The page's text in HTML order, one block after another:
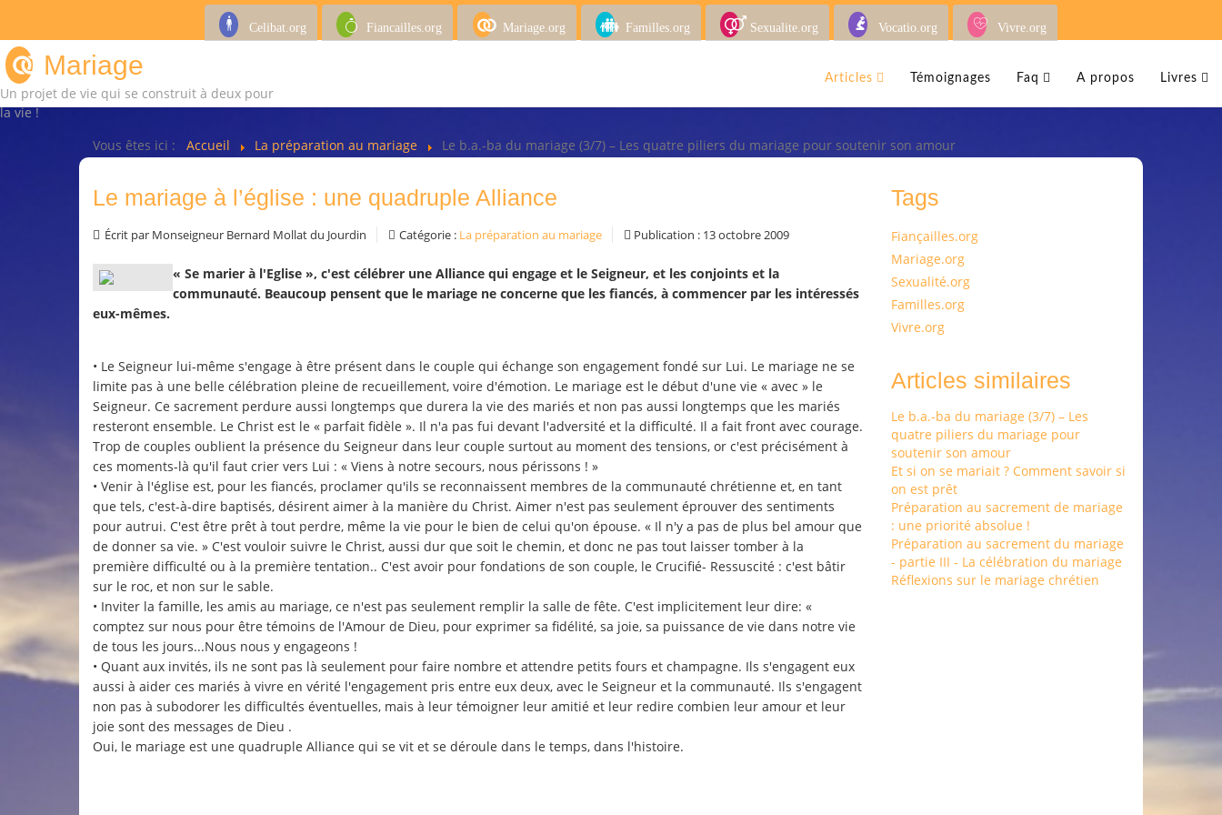
Celibat.org Fiancailles.org Mariage.org Familles.org Sexualite.org Vocatio.org Vivre.org
Mariage
Un projet de vie qui se construit à deux pour
la vie !
Articles Témoignages Faq A propos Livres
Vous êtes ici : Accueil La préparation au mariage Le b.a.-ba du mariage (3/7) – Les quatre piliers du mariage pour soutenir son amour
Le mariage à l’église : une quadruple Alliance
Écrit par Monseigneur Bernard Mollat du Jourdin Catégorie : La préparation au mariage Publication : 13 octobre 2009
« Se marier à l'Eglise », c'est célébrer une Alliance qui engage et le Seigneur, et les conjoints et la
communauté. Beaucoup pensent que le mariage ne concerne que les fiancés, à commencer par les intéressés
eux-mêmes.
• Le Seigneur lui-même s'engage à être présent dans le couple qui échange son engagement fondé sur Lui. Le mariage ne se
limite pas à une belle célébration pleine de recueillement, voire d'émotion. Le mariage est le début d'une vie « avec » le
Seigneur. Ce sacrement perdure aussi longtemps que durera la vie des mariés et non pas aussi longtemps que les mariés
resteront ensemble. Le Christ est le « parfait fidèle ». Il n'a pas fui devant l'adversité et la difficulté. Il a fait front avec courage.
Trop de couples oublient la présence du Seigneur dans leur couple surtout au moment des tensions, or c'est précisément à
ces moments-là qu'il faut crier vers Lui : « Viens à notre secours, nous périssons ! »
• Venir à l'église est, pour les fiancés, proclamer qu'ils se reconnaissent membres de la communauté chrétienne et, en tant
que tels, c'est-à-dire baptisés, désirent aimer à la manière du Christ. Aimer n'est pas seulement éprouver des sentiments
pour autrui. C'est être prêt à tout perdre, même la vie pour le bien de celui qu'on épouse. « Il n'y a pas de plus bel amour que
de donner sa vie. » C'est vouloir suivre le Christ, aussi dur que soit le chemin, et donc ne pas tout laisser tomber à la
première difficulté ou à la première tentation.. C'est avoir pour fondations de son couple, le Crucifié- Ressuscité : c'est bâtir
sur le roc, et non sur le sable.
• Inviter la famille, les amis au mariage, ce n'est pas seulement remplir la salle de fête. C'est implicitement leur dire: «
comptez sur nous pour être témoins de l'Amour de Dieu, pour exprimer sa fidélité, sa joie, sa puissance de vie dans notre vie
de tous les jours...Nous nous y engageons !
• Quant aux invités, ils ne sont pas là seulement pour faire nombre et attendre petits fours et champagne. Ils s'engagent eux
aussi à aider ces mariés à vivre en vérité l'engagement pris entre eux deux, avec le Seigneur et la communauté. Ils s'engagent
non pas à subodorer les difficultés éventuelles, mais à leur témoigner leur amitié et leur redire combien leur amour et leur
joie sont des messages de Dieu .
Oui, le mariage est une quadruple Alliance qui se vit et se déroule dans le temps, dans l'histoire.
Tags
Fiançailles.org
Mariage.org
Sexualité.org
Familles.org
Vivre.org
Articles similaires
Le b.a.-ba du mariage (3/7) – Les
quatre piliers du mariage pour
soutenir son amour
Et si on se mariait ? Comment savoir si
on est prêt
Préparation au sacrement de mariage
: une priorité absolue !
Préparation au sacrement du mariage
- partie III - La célébration du mariage
Réflexions sur le mariage chrétien